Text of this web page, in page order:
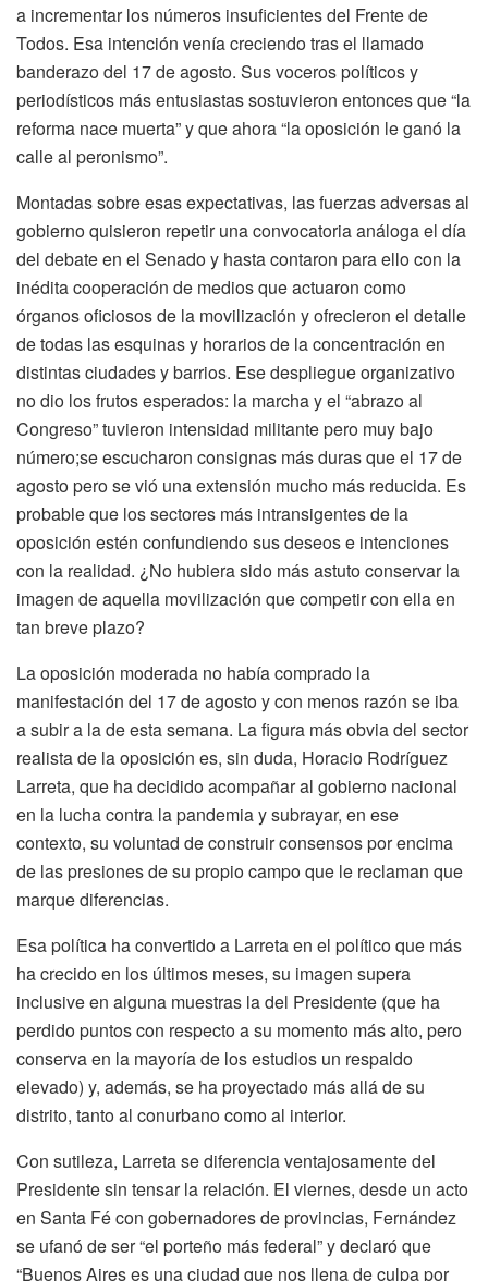
a incrementar los números insuficientes del Frente de
Todos. Esa intención venía creciendo tras el llamado
banderazo del 17 de agosto. Sus voceros políticos y
periodísticos más entusiastas sostuvieron entonces que “la
reforma nace muerta” y que ahora “la oposición le ganó la
calle al peronismo”.
Montadas sobre esas expectativas, las fuerzas adversas al
gobierno quisieron repetir una convocatoria análoga el día
del debate en el Senado y hasta contaron para ello con la
inédita cooperación de medios que actuaron como
órganos oficiosos de la movilización y ofrecieron el detalle
de todas las esquinas y horarios de la concentración en
distintas ciudades y barrios. Ese despliegue organizativo
no dio los frutos esperados: la marcha y el “abrazo al
Congreso” tuvieron intensidad militante pero muy bajo
número;se escucharon consignas más duras que el 17 de
agosto pero se vió una extensión mucho más reducida. Es
probable que los sectores más intransigentes de la
oposición estén confundiendo sus deseos e intenciones
con la realidad. ¿No hubiera sido más astuto conservar la
imagen de aquella movilización que competir con ella en
tan breve plazo?
La oposición moderada no había comprado la
manifestación del 17 de agosto y con menos razón se iba
a subir a la de esta semana. La figura más obvia del sector
realista de la oposición es, sin duda, Horacio Rodríguez
Larreta, que ha decidido acompañar al gobierno nacional
en la lucha contra la pandemia y subrayar, en ese
contexto, su voluntad de construir consensos por encima
de las presiones de su propio campo que le reclaman que
marque diferencias.
Esa política ha convertido a Larreta en el político que más
ha crecido en los últimos meses, su imagen supera
inclusive en alguna muestras la del Presidente (que ha
perdido puntos con respecto a su momento más alto, pero
conserva en la mayoría de los estudios un respaldo
elevado) y, además, se ha proyectado más allá de su
distrito, tanto al conurbano como al interior.
Con sutileza, Larreta se diferencia ventajosamente del
Presidente sin tensar la relación. El viernes, desde un acto
en Santa Fé con gobernadores de provincias, Fernández
se ufanó de ser “el porteño más federal” y declaró que
“Buenos Aires es una ciudad que nos llena de culpa por